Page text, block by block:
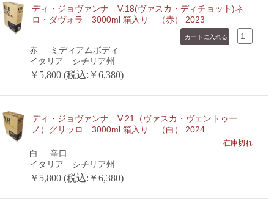
ディ・ジョヴァンナ V.18(ヴァスカ・ディチョット)ネ
ロ・ダヴォラ 3000ml 箱入り （赤） 2023
赤
ミディアムボディ
イタリア シチリア州
￥5,800 (税込:￥6,380)
ディ・ジョヴァンナ V.21（ヴァスカ・ヴェントゥー
ノ）グリッロ 3000ml 箱入り （白） 2024
在庫切れ
白
辛口
イタリア シチリア州
￥5,800 (税込:￥6,380)